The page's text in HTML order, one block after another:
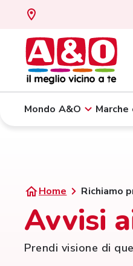
Mondo A&O
Home Richiamo
Avvisi
Prendi visione di